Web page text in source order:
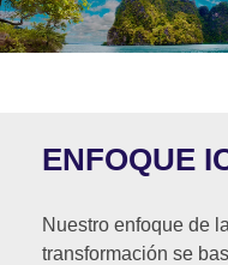
ENFOQUE
Nuestro enfoque de
transformación se